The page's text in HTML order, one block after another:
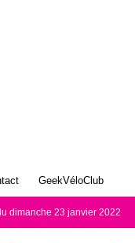
GeekVéloClub
dimanche 23 janvier 2022